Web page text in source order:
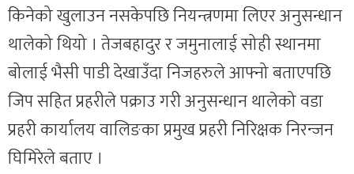
किनेको खुलाउन नसकेपछि नियन्त्रणमा लिएर अनुसन्धान
थालेको थियो । तेजबहादुर र जमुनालाई सोही स्थानमा
बोलाई भैसी पाडी देखाउँदा निजहरुले आफ्नो बताएपछि
जिप सहित प्रहरीले पक्राउ गरी अनुसन्धान थालेको वडा
प्रहरी कार्यालय वालिङका प्रमुख प्रहरी निरिक्षक निरन्जन
घिमिरेले बताए ।